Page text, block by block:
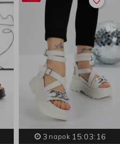
3 napok 15:03:15